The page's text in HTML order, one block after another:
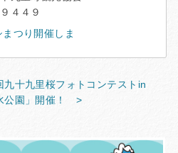
４４９
つり開催しま
九十九里桜フォトコンテストin
園」開催！